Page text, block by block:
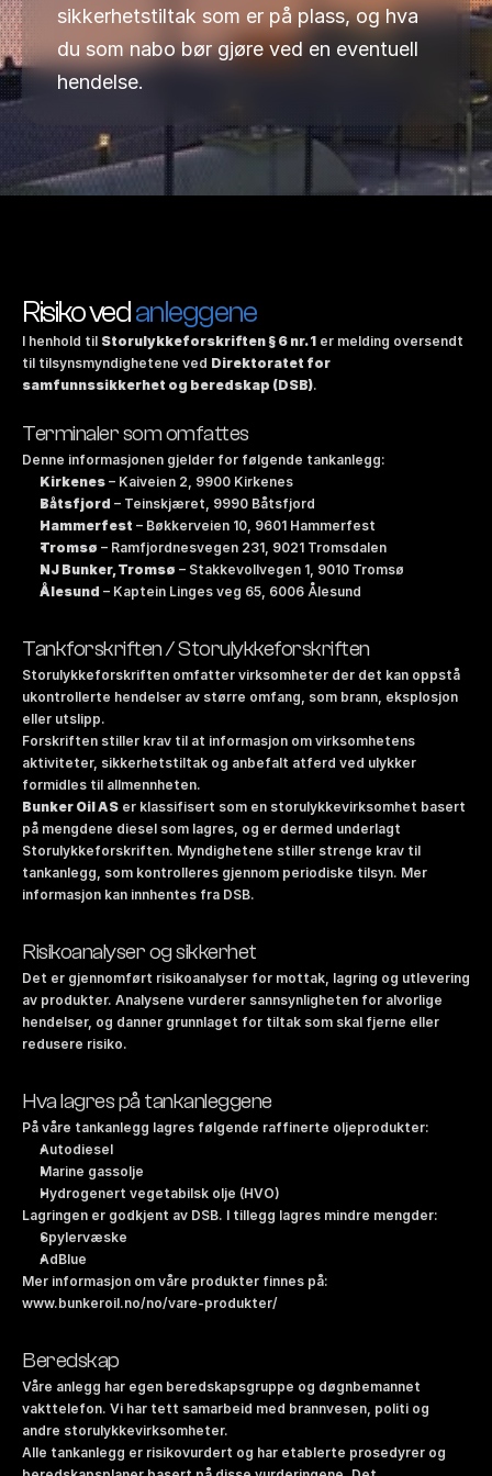
sikkerhetstiltak som er på plass, og hva
du som nabo bør gjøre ved en eventuell
hendelse.
Risiko ved anleggene
I henhold til Storulykkeforskriften § 6 nr. 1 er melding oversendt
til tilsynsmyndighetene ved Direktoratet for
samfunnssikkerhet og beredskap (DSB).
Terminaler som omfattes
Denne informasjonen gjelder for følgende tankanlegg:
Kirkenes – Kaiveien 2, 9900 Kirkenes
Båtsfjord – Teinskjæret, 9990 Båtsfjord
Hammerfest – Bøkkerveien 10, 9601 Hammerfest
Tromsø – Ramfjordnesvegen 231, 9021 Tromsdalen
NJ Bunker, Tromsø – Stakkevollvegen 1, 9010 Tromsø
Ålesund – Kaptein Linges veg 65, 6006 Ålesund
Tankforskriften / Storulykkeforskriften
Storulykkeforskriften omfatter virksomheter der det kan oppstå
ukontrollerte hendelser av større omfang, som brann, eksplosjon
eller utslipp.
Forskriften stiller krav til at informasjon om virksomhetens
aktiviteter, sikkerhetstiltak og anbefalt atferd ved ulykker
formidles til allmennheten.
Bunker Oil AS er klassifisert som en storulykkevirksomhet basert
på mengdene diesel som lagres, og er dermed underlagt
Storulykkeforskriften. Myndighetene stiller strenge krav til
tankanlegg, som kontrolleres gjennom periodiske tilsyn. Mer
informasjon kan innhentes fra DSB.
Risikoanalyser og sikkerhet
Det er gjennomført risikoanalyser for mottak, lagring og utlevering
av produkter. Analysene vurderer sannsynligheten for alvorlige
hendelser, og danner grunnlaget for tiltak som skal fjerne eller
redusere risiko.
Hva lagres på tankanleggene
På våre tankanlegg lagres følgende raffinerte oljeprodukter:
Autodiesel
Marine gassolje
Hydrogenert vegetabilsk olje (HVO)
Lagringen er godkjent av DSB. I tillegg lagres mindre mengder:
Spylervæske
AdBlue
Mer informasjon om våre produkter finnes på:
www.bunkeroil.no/no/vare-produkter/
Beredskap
Våre anlegg har egen beredskapsgruppe og døgnbemannet
vakttelefon. Vi har tett samarbeid med brannvesen, politi og
andre storulykkevirksomheter.
Alle tankanlegg er risikovurdert og har etablerte prosedyrer og